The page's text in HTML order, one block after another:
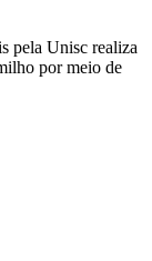
pela Unisc realiza
por meio de